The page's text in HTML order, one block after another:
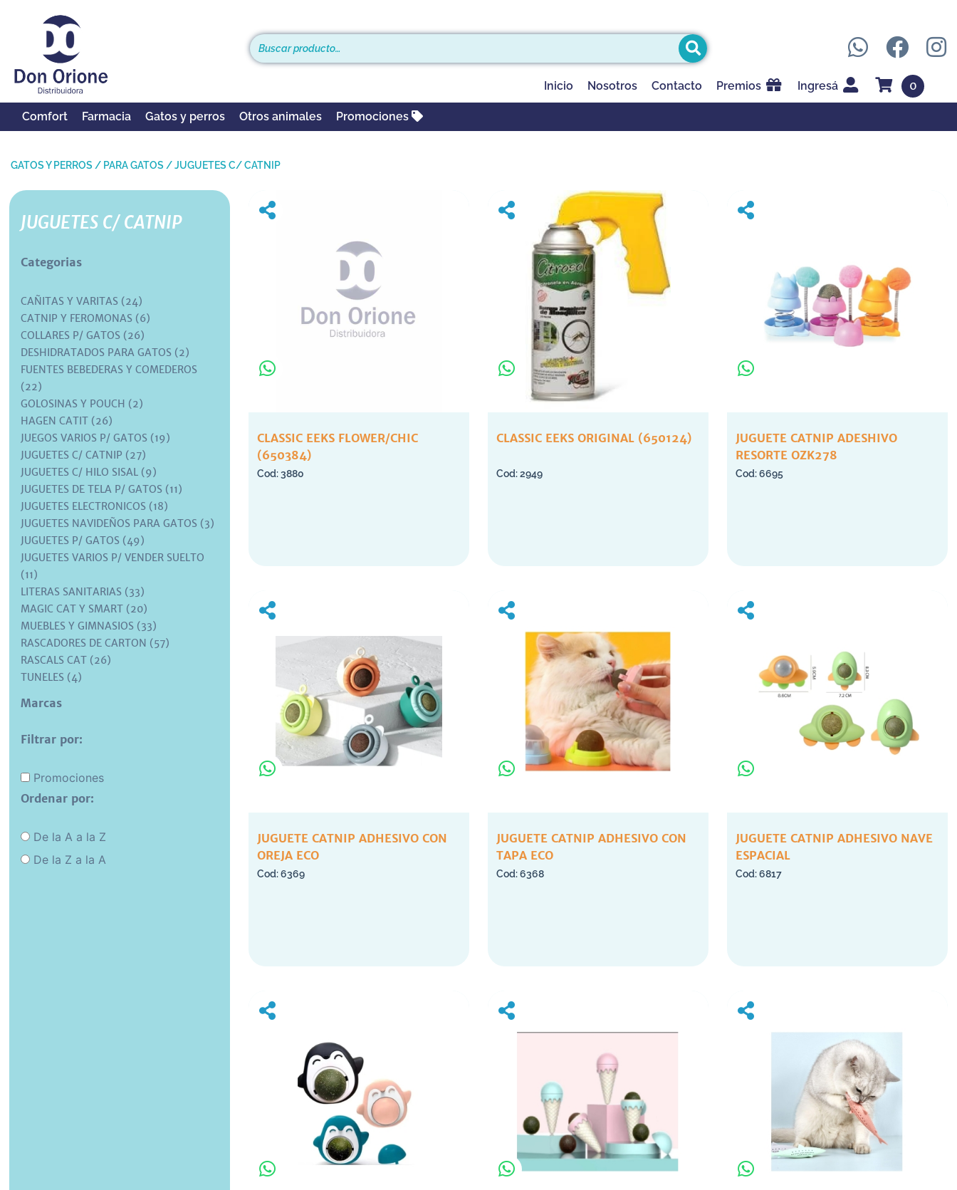
Inicio Nosotros Contacto Premios Ingresá 0
Comfort Farmacia Gatos y perros Otros animales Promociones
GATOS Y PERROS / PARA GATOS /JUGUETES C/ CATNIP
JUGUETES C/ CATNIP
Categorias
CAÑITAS Y VARITAS (24)
CATNIP Y FEROMONAS (6)
COLLARES P/ GATOS (26)
DESHIDRATADOS PARA GATOS (2)
FUENTES BEBEDERAS Y COMEDEROS
(22)
GOLOSINAS Y POUCH (2)
HAGEN CATIT (26)
JUEGOS VARIOS P/ GATOS (19)
JUGUETES C/ CATNIP (27)
JUGUETES C/ HILO SISAL (9)
JUGUETES DE TELA P/ GATOS (11)
JUGUETES ELECTRONICOS (18)
JUGUETES NAVIDEÑOS PARA GATOS (3)
JUGUETES P/ GATOS (49)
JUGUETES VARIOS P/ VENDER SUELTO
(11)
LITERAS SANITARIAS (33)
MAGIC CAT Y SMART (20)
MUEBLES Y GIMNASIOS (33)
RASCADORES DE CARTON (57)
RASCALS CAT (26)
TUNELES (4)
Marcas
Filtrar por:
Promociones
Ordenar por:
De la A a la Z
De la Z a la A
CLASSIC EEKS FLOWER/CHIC
(650384)
3880
CLASSIC EEKS ORIGINAL (650124)
2949
JUGUETE CATNIP ADESHIVO
RESORTE OZK278
6695
JUGUETE CATNIP ADHESIVO CON
OREJA ECO
6369
JUGUETE CATNIP ADHESIVO CON
TAPA ECO
6368
JUGUETE CATNIP ADHESIVO NAVE
ESPACIAL
6817